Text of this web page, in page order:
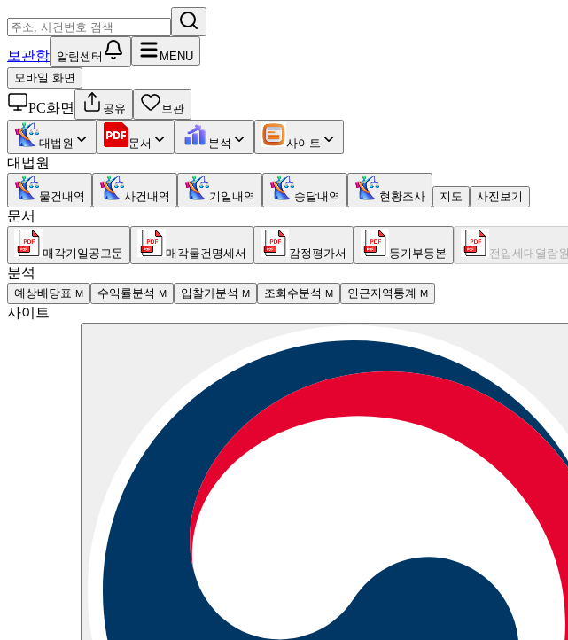
보관함 알림센터
MENU
모바일 화면
PC화면 공유 보관
대법원 문서 분석 사이트
대법원
물건내역 사건내역 기일내역 송달내역 현황조사 지도 사진보기
문서
매각기일공고문 매각물건명세서 감정평가서 등기부등본 전입세대열람원
분석
예상배당표 M 수익률분석 M 입찰가분석 M 조회수분석 M 인근지역통계 M
사이트